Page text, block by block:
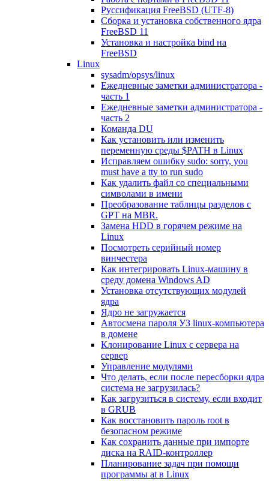
Руссификация FreeBSD (UTF-8)
Сборка и установка собственного ядра
FreeBSD 11
Установка и настройка bind на
FreeBSD
Linux
sysadm/opsys/linux
Ежедневные заметки администратора -
часть 1
Ежедневные заметки администратора -
часть 2
Команда DU
Как установить или изменить
переменную среды $PATH в Linux
Исправляем ошибку sudo: sorry, you
must have a tty to run sudo
Как удалить файл со специальными
символами в имени
Преобразование таблицы разделов с
GPT на MBR.
Замена HDD в горячем режиме на
Linux
Посмотреть серийный номер
винчестера
Как интегрировать Linux-машину в
среду домена Windows AD
Установка отсутствующих модулей
ядра
Ядро не загружается
Автосмена пароля УЗ linux-компьютера
в домене
Клонирование Linux с сервера на
сервер
Управление модулями
Что делать, если после пересборки ядра
система не загрузилась?
Как загрузиться в систему, если входит
в GRUB
Как восстановить пароль root в
безопасном режиме
Как сохранить данные при импорте
диска на RAID-контроллер
Планирование задач при помощи
программы at в Linux